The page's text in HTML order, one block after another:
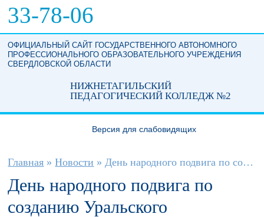
33-78-06
ОФИЦИАЛЬНЫЙ САЙТ ГОСУДАРСТВЕННОГО АВТОНОМНОГО
ПРОФЕССИОНАЛЬНОГО ОБРАЗОВАТЕЛЬНОГО УЧРЕЖДЕНИЯ
СВЕРДЛОВСКОЙ ОБЛАСТИ
НИЖНЕТАГИЛЬСКИЙ
ПЕДАГОГИЧЕСКИЙ КОЛЛЕДЖ №2
Версия для слабовидящих
Вы здесь
Главная » Новости » День народного подвига по созданию...
День народного подвига по
созданию Уральского